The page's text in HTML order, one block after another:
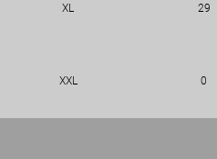
XL 29
XXL 0